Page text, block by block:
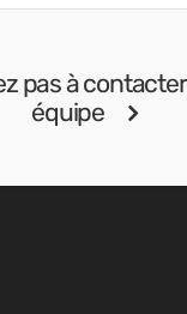
pas à
équipe